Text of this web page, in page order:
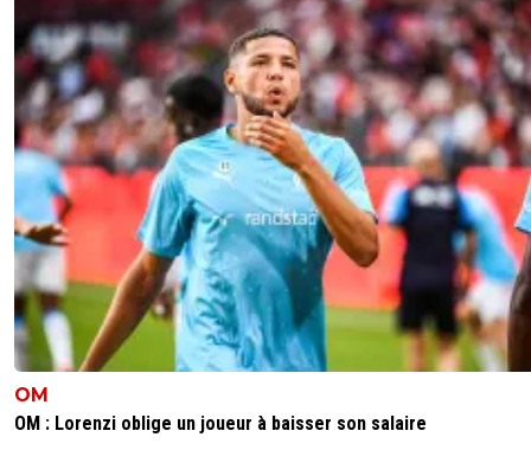
OM
OM : Lorenzi oblige un joueur à baisser son salaire